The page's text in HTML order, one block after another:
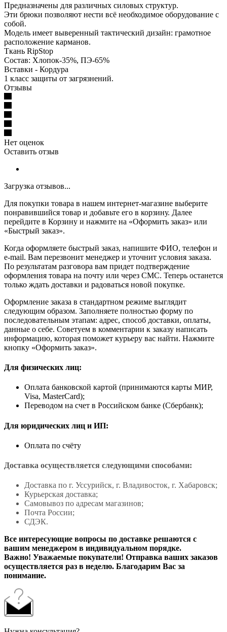
Предназначены для различных силовых структур.
Эти брюки позволяют нести всё необходимое оборудование с
собой.
Модель имеет выверенный тактический дизайн: грамотное
расположение карманов.
Ткань RipStop
Состав: Хлопок-35%, ПЭ-65%
Вставки - Кордура
1 класс защиты от загрязнений.
Отзывы
Нет оценок
Оставить отзыв
Загрузка отзывов...
Для покупки товара в нашем интернет-магазине выберите
понравившийся товар и добавьте его в корзину. Далее
перейдите в Корзину и нажмите на «Оформить заказ» или
«Быстрый заказ».
Когда оформляете быстрый заказ, напишите ФИО, телефон и
e-mail. Вам перезвонит менеджер и уточнит условия заказа.
По результатам разговора вам придет подтверждение
оформления товара на почту или через СМС. Теперь останется
только ждать доставки и радоваться новой покупке.
Оформление заказа в стандартном режиме выглядит
следующим образом. Заполняете полностью форму по
последовательным этапам: адрес, способ доставки, оплаты,
данные о себе. Советуем в комментарии к заказу написать
информацию, которая поможет курьеру вас найти. Нажмите
кнопку «Оформить заказ».
Для физических лиц:
Оплата банковской картой (принимаются карты МИР,
Visa, MasterCard);
Переводом на счет в Российском банке (Сбербанк);
Для юридических лиц и ИП:
Оплата по счёту
Доставка осуществляется следующими способами:
Доставка по г. Уссурийск, г. Владивосток, г. Хабаровск;
Курьерская доставка;
Самовывоз по адресам магазинов;
Почта России;
СДЭК.
Все интересующие вопросы по доставке решаются с
вашим менеджером в индивидуальном порядке.
Важно! Уважаемые покупатели! Отправка ваших заказов
осуществляется раз в неделю. Благодарим Вас за
понимание.